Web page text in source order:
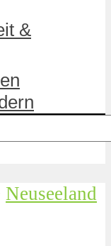
&
Neuseeland